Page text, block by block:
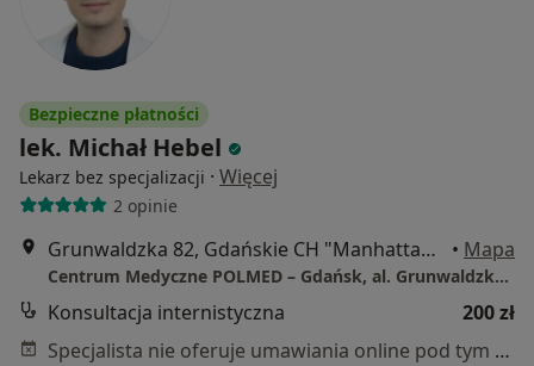
Bezpieczne płatności
lek. Michał Hebel
Lekarz bez specjalizacji · Więcej
2 opinie
Grunwaldzka 82, Gdańskie CH "Manhattan", Gdańsk • Mapa
Centrum Medyczne POLMED – Gdańsk, al. Grunwaldzka 82
Konsultacja internistyczna
200 zł
Specjalista nie oferuje umawiania online pod tym adresem.